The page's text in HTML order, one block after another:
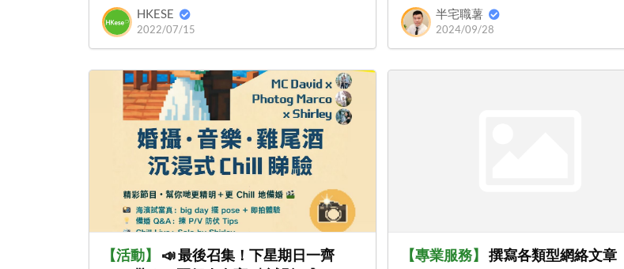
HKESE
2022/07/15
半宅職薯
2024/09/28
【活動】
📣 最後召集！下星期日一齊
【專業服務】 撰寫各類型網絡文章